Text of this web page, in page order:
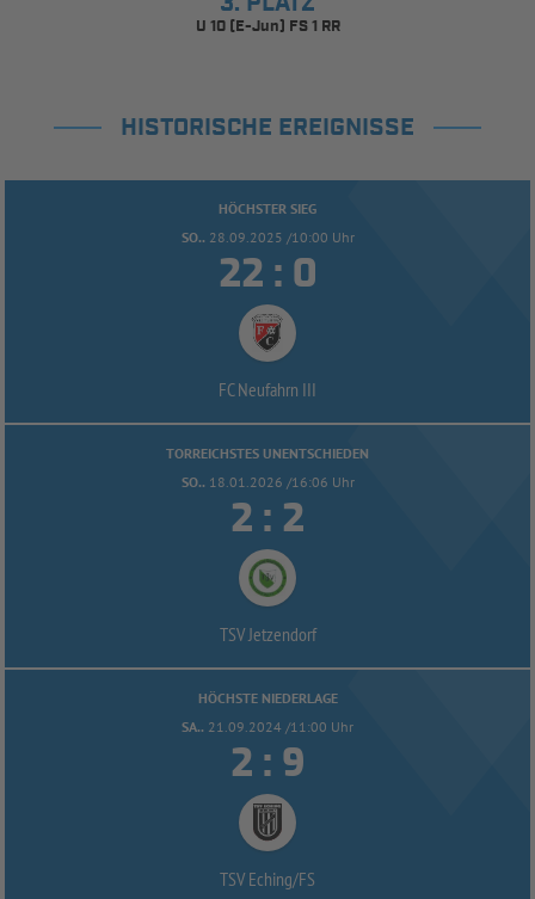
U 10 (E-Jun) FS 1 RR
HISTORISCHE EREIGNISSE
HÖCHSTER SIEG
SO.. 28.09.2025 /10:00 Uhr
 : 
FC Neufahrn III
TORREICHSTES UNENTSCHIEDEN
SO.. 18.01.2026 /16:06 Uhr
 : 
TSV Jetzendorf
HÖCHSTE NIEDERLAGE
SA.. 21.09.2024 /11:00 Uhr
 : 
TSV Eching/FS